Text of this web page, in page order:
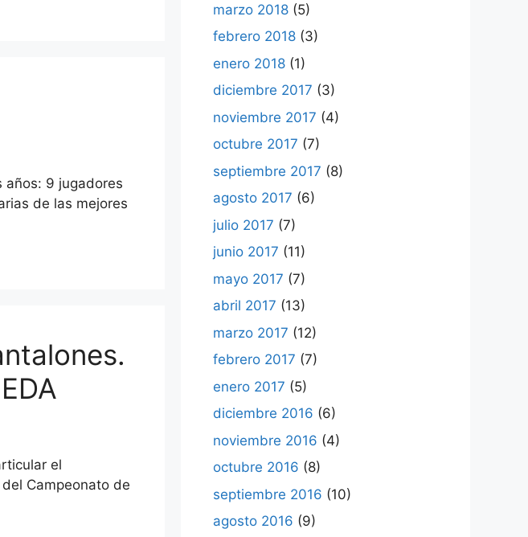
años: 9 jugadores
de las mejores
el
Campeonato de
marzo 2018 (5)
febrero 2018 (3)
enero 2018 (1)
diciembre 2017 (3)
noviembre 2017 (4)
octubre 2017 (7)
septiembre 2017 (8)
agosto 2017 (6)
julio 2017 (7)
junio 2017 (11)
mayo 2017 (7)
abril 2017 (13)
marzo 2017 (12)
febrero 2017 (7)
enero 2017 (5)
diciembre 2016 (6)
noviembre 2016 (4)
octubre 2016 (8)
septiembre 2016 (10)
agosto 2016 (9)